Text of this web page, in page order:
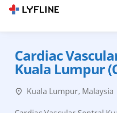
Cardiac
Kuala Lumpur
Kuala Lumpur, Malaysia